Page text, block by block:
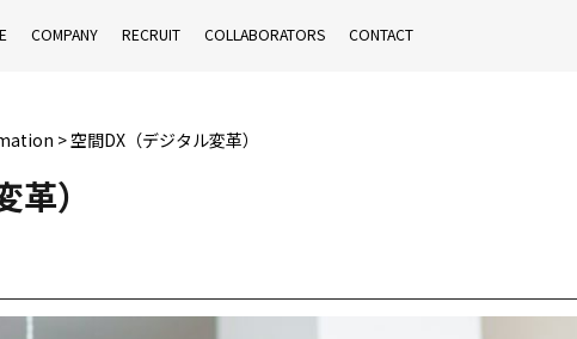
COMPANY RECRUIT COLLABORATORS CONTACT
>空間DX（デジタル変革）
）